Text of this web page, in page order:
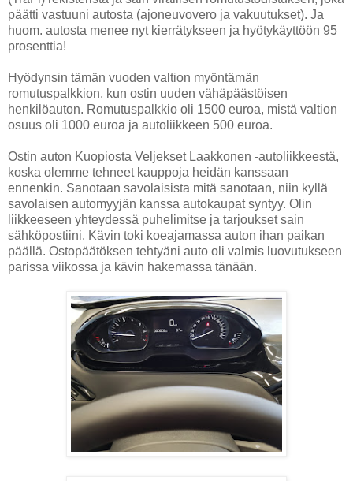
päätti vastuuni autosta (ajoneuvovero ja vakuutukset). Ja
huom. autosta menee nyt kierrätykseen ja hyötykäyttöön 95
prosenttia!
Hyödynsin tämän vuoden valtion myöntämän
romutuspalkkion, kun ostin uuden vähäpäästöisen
henkilöauton. Romutuspalkkio oli 1500 euroa, mistä valtion
osuus oli 1000 euroa ja autoliikkeen 500 euroa.
Ostin auton Kuopiosta Veljekset Laakkonen -autoliikkeestä,
koska olemme tehneet kauppoja heidän kanssaan
ennenkin. Sanotaan savolaisista mitä sanotaan, niin kyllä
savolaisen automyyjän kanssa autokaupat syntyy. Olin
liikkeeseen yhteydessä puhelimitse ja tarjoukset sain
sähköpostiini. Kävin toki koeajamassa auton ihan paikan
päällä. Ostopäätöksen tehtyäni auto oli valmis luovutukseen
parissa viikossa ja kävin hakemassa tänään.